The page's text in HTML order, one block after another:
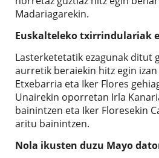
Madariagarekin.
Euskalteleko txirrindulariak
Lasterketetatik ezagunak ditut
aurretik beraiekin hitz egin
Etxebarria eta Iker Flores
Unairekin oporretan Irla
bainintzen eta Iker Floresekin
aritu bainintzen.
Nola ikusten duzu Mayo